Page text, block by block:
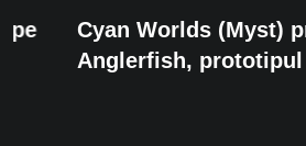
Cyan Worlds (Myst)
Anglerfish, prototipul unui